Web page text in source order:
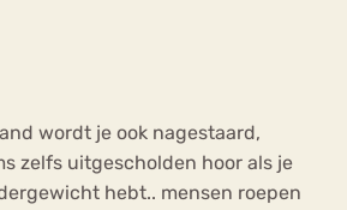
wordt je ook nagestaard,
zelfs uitgescholden hoor als je
hebt.. mensen roepen